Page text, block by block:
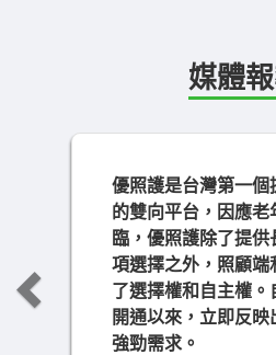
媒體
優照護是台灣第一個
的雙向平台，因應老
臨，優照護除了提供
項選擇之外，照顧端
了選擇權和自主權。
開通以來，立即反映
強勁需求。
Previous